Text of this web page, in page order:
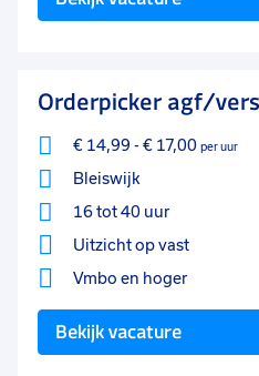
Orderpicker agf/vers
€ 14,99 - € 17,00 per uur
Bleiswijk
16 tot 40 uur
Uitzicht op vast
Vmbo en hoger
Bekijk vacature